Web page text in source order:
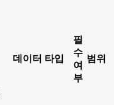
데이터 타입
필
수
여
부
범위